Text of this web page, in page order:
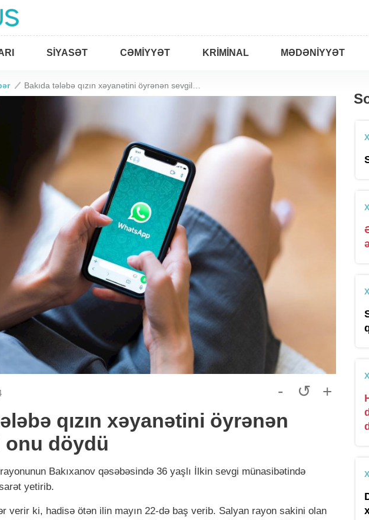
SIYASƏT CƏMIYYƏT KRIMINAL MƏDƏNIYYƏT
- ↺ +
qızın xəyanətini öyrənən
döydü
rayonunun Bakıxanov qəsəbəsində 36 yaşlı İlkin sevgi münasibətində
yetirib.
verir ki, hadisə ötən ilin mayın 22-də baş verib. Salyan rayon sakini olan